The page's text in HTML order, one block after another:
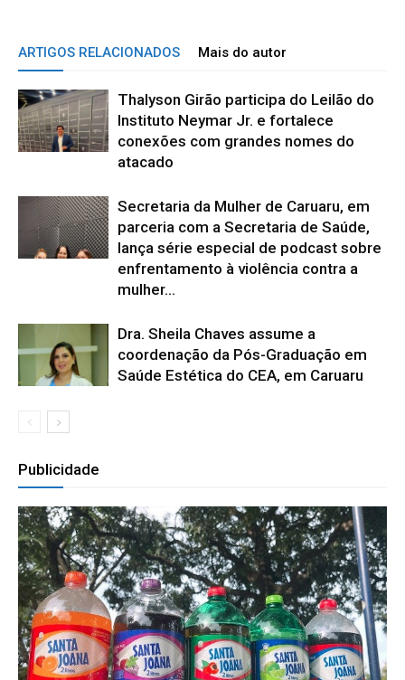
ARTIGOS RELACIONADOS Mais do autor
Thalyson Girão participa do Leilão do
Instituto Neymar Jr. e fortalece
conexões com grandes nomes do
atacado
Secretaria da Mulher de Caruaru, em
parceria com a Secretaria de Saúde,
lança série especial de podcast sobre
enfrentamento à violência contra a
mulher...
Dra. Sheila Chaves assume a
coordenação da Pós-Graduação em
Saúde Estética do CEA, em Caruaru
Publicidade